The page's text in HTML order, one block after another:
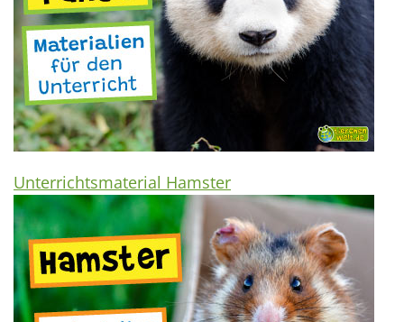
Unterrichtsmaterial Hamster